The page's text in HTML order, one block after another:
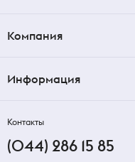
Компания
Информация
Контакты
(044) 286 15 85